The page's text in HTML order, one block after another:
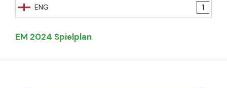
ENG
1
EM 2024 Spielplan